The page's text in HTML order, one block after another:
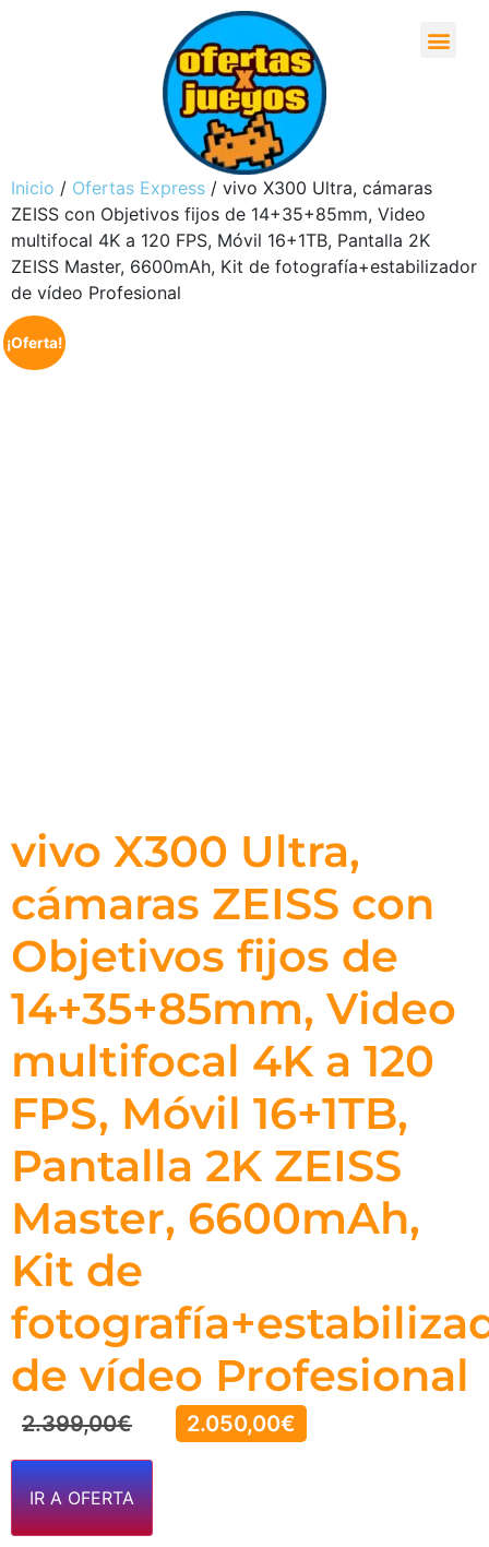
Inicio / Ofertas Express / vivo X300 Ultra, cámaras
ZEISS con Objetivos fijos de 14+35+85mm, Video
multifocal 4K a 120 FPS, Móvil 16+1TB, Pantalla 2K
ZEISS Master, 6600mAh, Kit de fotografía+estabilizador
de vídeo Profesional
¡Oferta!
vivo X300 Ultra,
cámaras ZEISS con
Objetivos fijos de
14+35+85mm, Video
multifocal 4K a 120
FPS, Móvil 16+1TB,
Pantalla 2K ZEISS
Master, 6600mAh,
Kit de
de vídeo Profesional
2.399,00€ 2.050,00€
IR A OFERTA